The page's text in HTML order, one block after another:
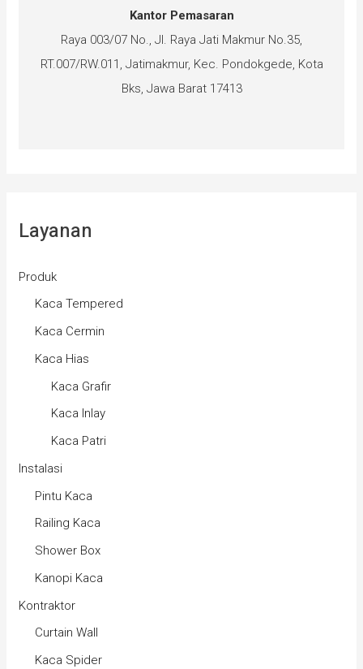
Kantor Pemasaran
Raya 003/07 No., Jl. Raya Jati Makmur No.35,
RT.007/RW.011, Jatimakmur, Kec. Pondokgede, Kota
Bks, Jawa Barat 17413
Layanan
Produk
Kaca Tempered
Kaca Cermin
Kaca Hias
Kaca Grafir
Kaca Inlay
Kaca Patri
Instalasi
Pintu Kaca
Railing Kaca
Shower Box
Kanopi Kaca
Kontraktor
Curtain Wall
Kaca Spider